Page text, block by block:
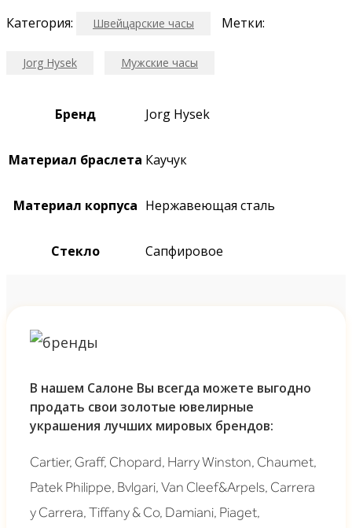
Категория:
Швейцарские часы Метки:
Jorg Hysek Мужские часы
Бренд Jorg Hysek
Материал браслета Каучук
Материал корпуса Нержавеющая сталь
Стекло Сапфировое
В нашем Салоне Вы всегда можете выгодно
продать свои золотые ювелирные
украшения лучших мировых брендов:
Cartier, Graff, Chopard, Harry Winston, Chaumet,
Patek Philippe, Bvlgari, Van Cleef&Arpels, Carrera
y Carrera, Tiffany & Co, Damiani, Piaget,